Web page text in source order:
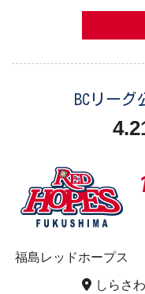
BCリーグ
福島レッドホープス
しらさ